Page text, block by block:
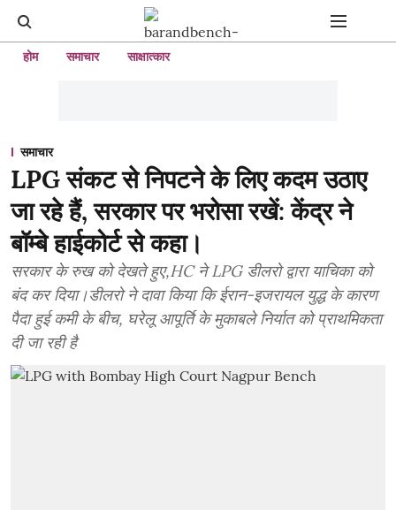
होम समाचार साक्षात्कार
समाचार
LPG संकट से निपटने के लिए कदम उठाए
जा रहे हैं, सरकार पर भरोसा रखें: केंद्र ने
बॉम्बे हाईकोर्ट से कहा।
सरकार के रुख को देखते हुए,HC ने LPG डीलरो द्वारा याचिका को
बंद कर दिया।डीलरो ने दावा किया कि ईरान-इजरायल युद्ध के कारण
पैदा हुई कमी के बीच, घरेलू आपूर्ति के मुकाबले निर्यात को प्राथमिकता
दी जा रही है